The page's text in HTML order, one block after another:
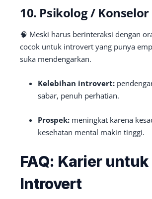
10. Psikolog / Konselor
🧠 Meski harus berinteraksi dengan
cocok untuk introvert yang punya
suka mendengarkan.
Kelebihan introvert:
sabar, penuh perhatian.
Prospek: meningkat karena
kesehatan mental makin tinggi.
FAQ: Karier untuk
Introvert